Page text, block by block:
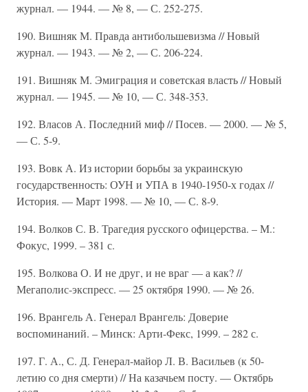
журнал. — 1944. — № 8, — С. 252-275.
190. Вишняк М. Правда антибольшевизма // Новый
журнал. — 1943. — № 2, — С. 206-224.
191. Вишняк М. Эмиграция и советская власть // Новый
журнал. — 1945. — № 10, — С. 348-353.
192. Власов А. Последний миф // Посев. — 2000. — № 5,
— С. 5-9.
193. Вовк А. Из истории борьбы за украинскую
государственность: ОУН и УПА в 1940-1950-х годах //
История. — Март 1998. — № 10, — С. 8-9.
194. Волков С. В. Трагедия русского офицерства. – М.:
Фокус, 1999. – 381 с.
195. Волкова О. И не друг, и не враг — а как? //
Мегаполис-экспресс. — 25 октября 1990. — № 26.
196. Врангель А. Генерал Врангель: Доверие
воспоминаний. – Минск: Арти-Фекс, 1999. – 282 с.
197. Г. А., С. Д. Генерал-майор Л. В. Васильев (к 50-
летию со дня смерти) // На казачьем посту. — Октябрь